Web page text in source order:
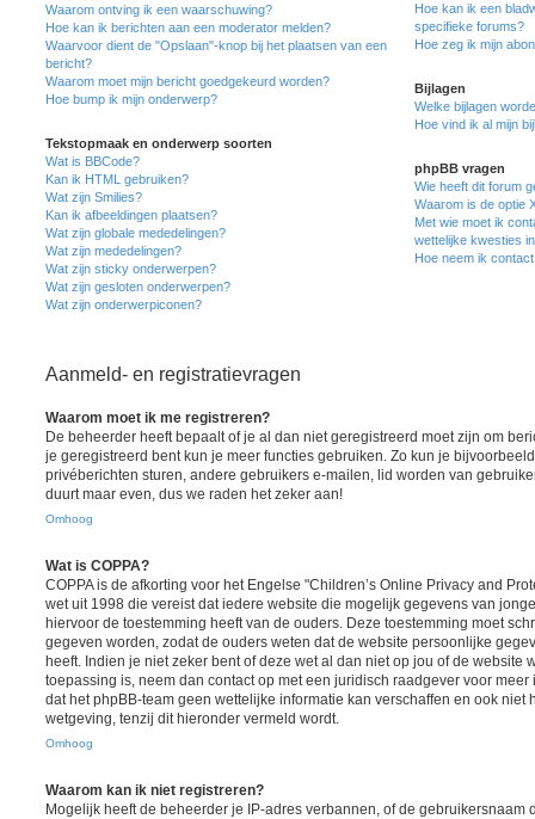
Waarom ontving ik een waarschuwing?
Hoe kan ik berichten aan een moderator melden?
Waarvoor dient de "Opslaan"-knop bij het plaatsen van een
bericht?
Waarom moet mijn bericht goedgekeurd worden?
Hoe bump ik mijn onderwerp?
Tekstopmaak en onderwerp soorten
Wat is BBCode?
Kan ik HTML gebruiken?
Wat zijn Smilies?
Kan ik afbeeldingen plaatsen?
Wat zijn globale mededelingen?
Wat zijn mededelingen?
Wat zijn sticky onderwerpen?
Wat zijn gesloten onderwerpen?
Wat zijn onderwerpiconen?
Hoe kan ik een
specifieke forums?
Hoe zeg ik mijn
Bijlagen
Welke bijlagen
Hoe vind ik al mijn
phpBB vragen
Wie heeft dit forum
Waarom is de optie
Met wie moet ik
wettelijke kwesties
Hoe neem ik
Aanmeld- en registratievragen
Waarom moet ik me registreren?
De beheerder heeft bepaalt of je al dan niet geregistreerd moet zijn om
je geregistreerd bent kun je meer functies gebruiken. Zo kun je
privéberichten sturen, andere gebruikers e-mailen, lid worden van
duurt maar even, dus we raden het zeker aan!
Omhoog
Wat is COPPA?
COPPA is de afkorting voor het Engelse "Children’s Online Privacy and
wet uit 1998 die vereist dat iedere website die mogelijk gegevens van
hiervoor de toestemming heeft van de ouders. Deze toestemming moet
gegeven worden, zodat de ouders weten dat de website persoonlijke
heeft. Indien je niet zeker bent of deze wet al dan niet op jou of de website
toepassing is, neem dan contact op met een juridisch raadgever voor
dat het phpBB-team geen wettelijke informatie kan verschaffen en ook niet
wetgeving, tenzij dit hieronder vermeld wordt.
Omhoog
Waarom kan ik niet registreren?
Mogelijk heeft de beheerder je IP-adres verbannen, of de gebruikersnaam